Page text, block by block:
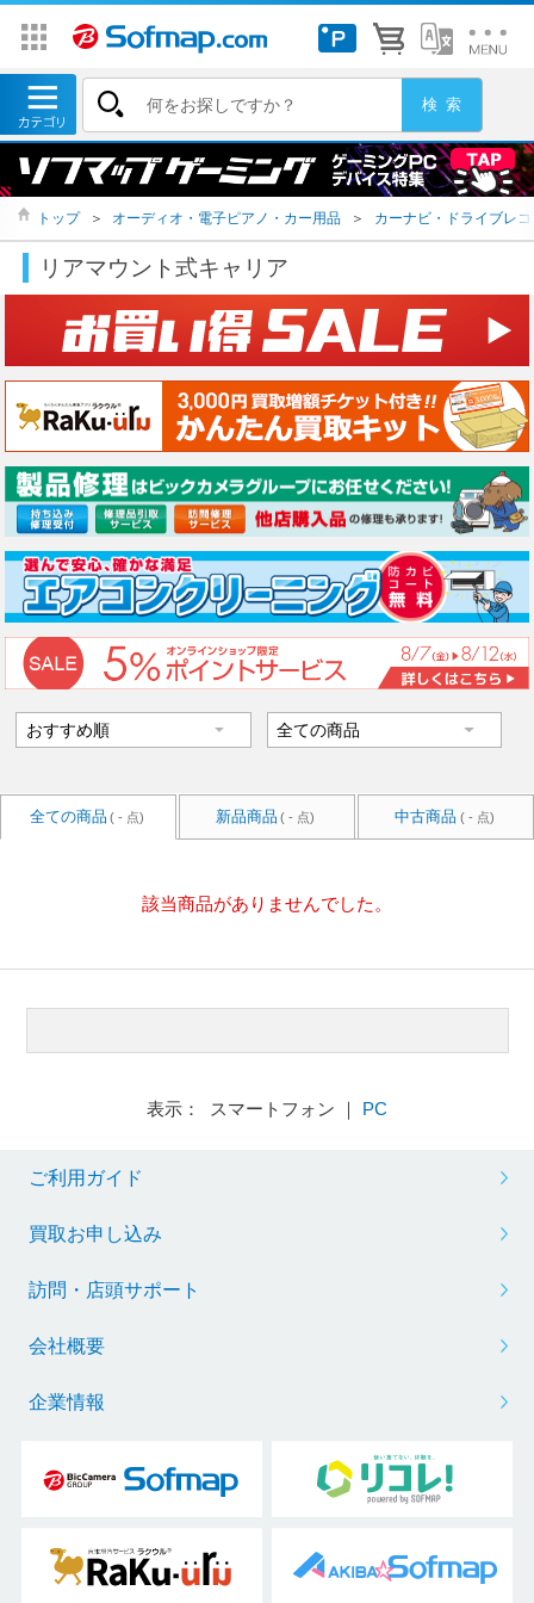
トップ ＞ オーディオ・電子ピアノ・カー用品 ＞ カーナビ・ドライブレ
リアマウント式キャリア
全ての商品 ( - 点) 新品商品 ( - 点) 中古商品 ( - 点)
該当商品がありませんでした。
表示： スマートフォン ｜ PC
ご利用ガイド
買取お申し込み
訪問・店頭サポート
会社概要
企業情報